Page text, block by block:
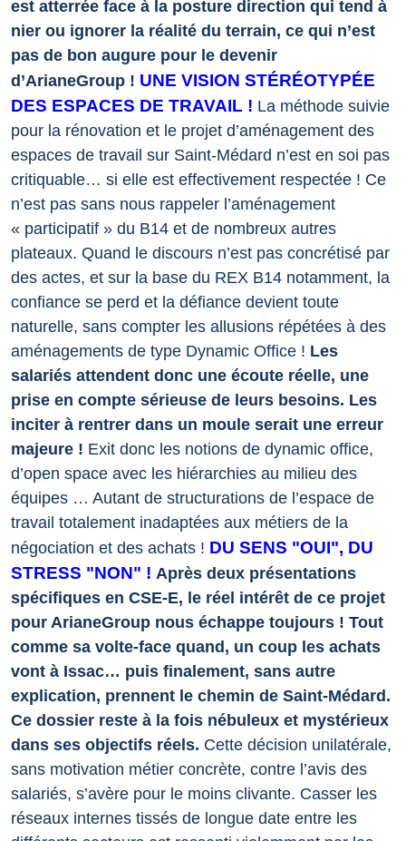
est atterrée face à la posture direction qui tend à
nier ou ignorer la réalité du terrain, ce qui n’est
pas de bon augure pour le devenir
d’ArianeGroup ! UNE VISION STÉRÉOTYPÉE
DES ESPACES DE TRAVAIL ! La méthode suivie
pour la rénovation et le projet d’aménagement des
espaces de travail sur Saint-Médard n’est en soi pas
critiquable… si elle est effectivement respectée ! Ce
n’est pas sans nous rappeler l’aménagement
« participatif » du B14 et de nombreux autres
plateaux. Quand le discours n’est pas concrétisé par
des actes, et sur la base du REX B14 notamment, la
confiance se perd et la défiance devient toute
naturelle, sans compter les allusions répétées à des
aménagements de type Dynamic Office ! Les
salariés attendent donc une écoute réelle, une
prise en compte sérieuse de leurs besoins. Les
inciter à rentrer dans un moule serait une erreur
majeure ! Exit donc les notions de dynamic office,
d’open space avec les hiérarchies au milieu des
équipes … Autant de structurations de l’espace de
travail totalement inadaptées aux métiers de la
négociation et des achats ! DU SENS "OUI", DU
STRESS "NON" ! Après deux présentations
spécifiques en CSE-E, le réel intérêt de ce projet
pour ArianeGroup nous échappe toujours ! Tout
comme sa volte-face quand, un coup les achats
vont à Issac… puis finalement, sans autre
explication, prennent le chemin de Saint-Médard.
Ce dossier reste à la fois nébuleux et mystérieux
dans ses objectifs réels. Cette décision unilatérale,
sans motivation métier concrète, contre l’avis des
salariés, s’avère pour le moins clivante. Casser les
réseaux internes tissés de longue date entre les